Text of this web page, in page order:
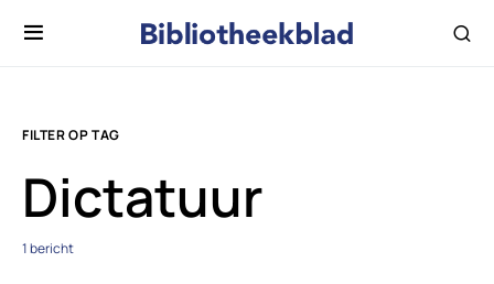
FILTER OP TAG
Dictatuur
1 bericht